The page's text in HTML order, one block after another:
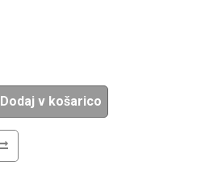
Dodaj v košarico